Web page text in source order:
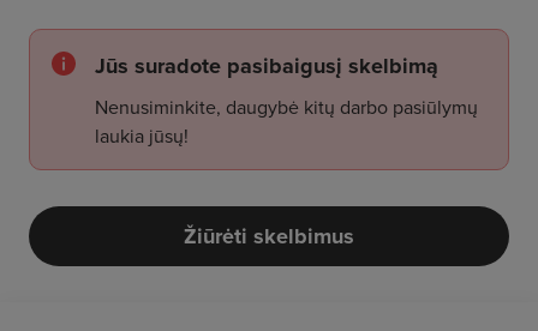
Jūs suradote pasibaigusį skelbimą
Nenusiminkite, daugybė kitų darbo pasiūlymų
laukia jūsų!
Žiūrėti skelbimus